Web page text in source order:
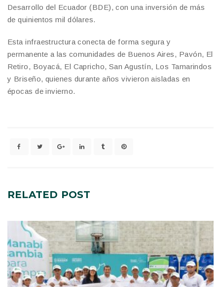
Desarrollo del Ecuador (BDE), con una inversión de más
de quinientos mil dólares.
Esta infraestructura conecta de forma segura y
permanente a las comunidades de Buenos Aires, Pavón, El
Retiro, Boyacá, El Capricho, San Agustín, Los Tamarindos
y Briseño, quienes durante años vivieron aisladas en
épocas de invierno.
RELATED POST